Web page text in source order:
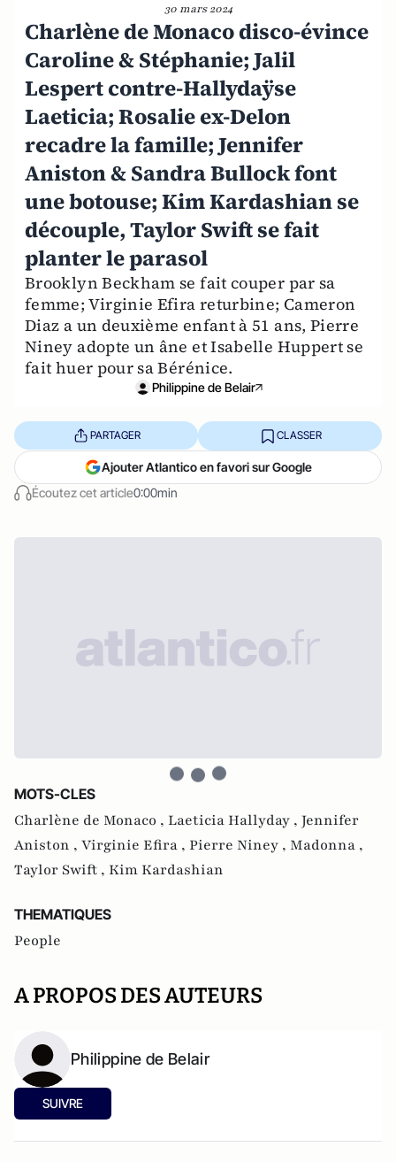
30 mars 2024
Charlène de Monaco disco-évince
Caroline & Stéphanie; Jalil
Lespert contre-Hallydaÿse
Laeticia; Rosalie ex-Delon
recadre la famille; Jennifer
Aniston & Sandra Bullock font
une botouse; Kim Kardashian se
découple, Taylor Swift se fait
planter le parasol
Brooklyn Beckham se fait couper par sa
femme; Virginie Efira returbine; Cameron
Diaz a un deuxième enfant à 51 ans, Pierre
Niney adopte un âne et Isabelle Huppert se
fait huer pour sa Bérénice.
Philippine de Belair
Écoutez cet article0:00min
PARTAGER CLASSER
Ajouter Atlantico en favori sur Google
MOTS-CLES
Charlène de Monaco , Laeticia Hallyday , Jennifer
Aniston , Virginie Efira , Pierre Niney , Madonna ,
Taylor Swift , Kim Kardashian
THEMATIQUES
People
A PROPOS DES AUTEURS
Philippine de Belair
SUIVRE